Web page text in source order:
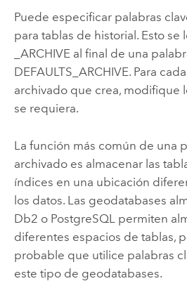
Puede especificar palabras
para tablas de historial. Esto
_ARCHIVE al final de una
DEFAULTS_ARCHIVE. Para
archivado que crea, modifique
se requiera.
La función más común de una
archivado es almacenar las
índices en una ubicación
los datos. Las geodatabases
Db2 o PostgreSQL permiten
diferentes espacios de tablas,
probable que utilice palabras
este tipo de geodatabases.